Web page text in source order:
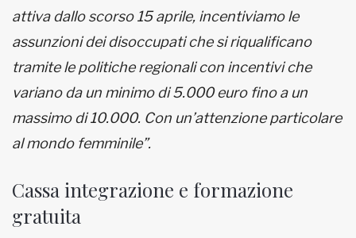
attiva dallo scorso 15 aprile, incentiviamo le
assunzioni dei disoccupati che si riqualificano
tramite le politiche regionali con incentivi che
variano da un minimo di 5.000 euro fino a un
massimo di 10.000. Con un’attenzione particolare
al mondo femminile”.
Cassa integrazione e formazione
gratuita